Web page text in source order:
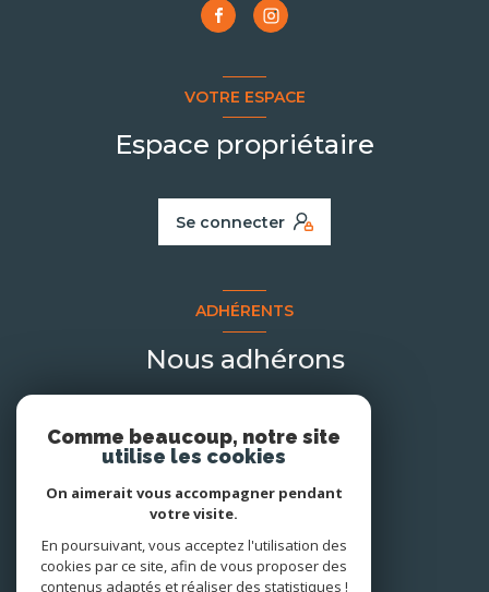
VOTRE ESPACE
Espace propriétaire
Se connecter
ADHÉRENTS
Nous adhérons
Comme beaucoup, notre site
utilise les cookies
On aimerait vous accompagner pendant
votre visite.
En poursuivant, vous acceptez l'utilisation des
cookies par ce site, afin de vous proposer des
contenus adaptés et réaliser des statistiques !